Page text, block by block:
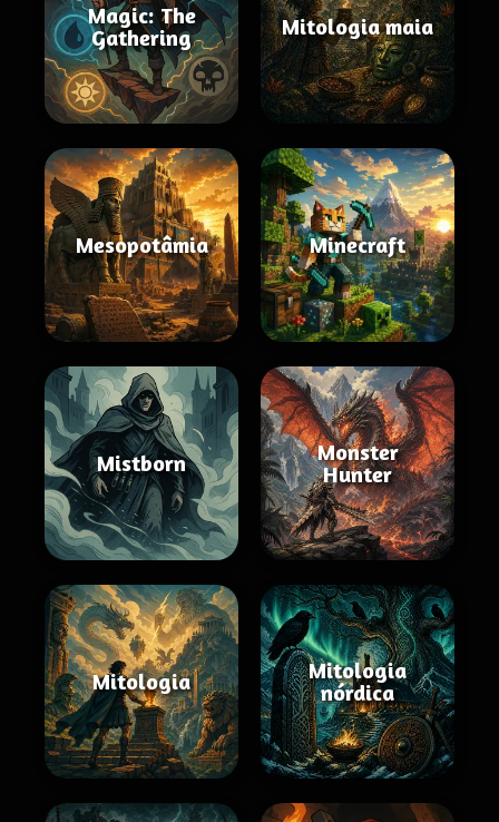
Magic: The
Gathering
Mitologia maia
Mesopotâmia Minecraft
Mistborn
Monster
Hunter
Mitologia
Mitologia
nórdica